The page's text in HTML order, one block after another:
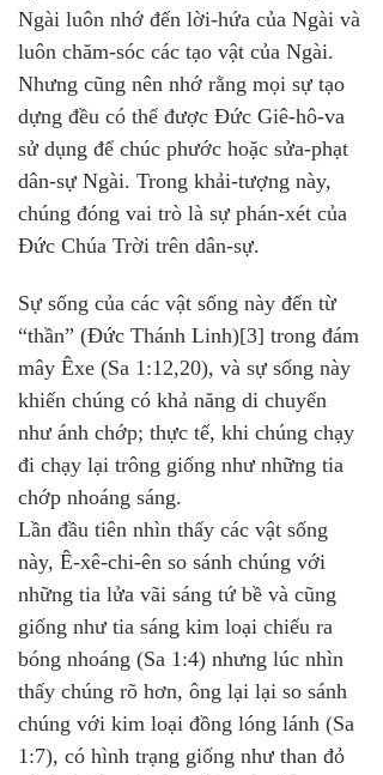
Ngài luôn nhớ đến lời-hứa của Ngài và
luôn chăm-sóc các tạo vật của Ngài.
Nhưng cũng nên nhớ rằng mọi sự tạo
dựng đều có thể được Đức Giê-hô-va
sử dụng để chúc phước hoặc sửa-phạt
dân-sự Ngài. Trong khải-tượng này,
chúng đóng vai trò là sự phán-xét của
Đức Chúa Trời trên dân-sự.
Sự sống của các vật sống này đến từ
“thần” (Đức Thánh Linh)[3] trong đám
mây Êxe (Sa 1:12,20), và sự sống này
khiến chúng có khả năng di chuyển
như ánh chớp; thực tế, khi chúng chạy
đi chạy lại trông giống như những tia
chớp nhoáng sáng.
Lần đầu tiên nhìn thấy các vật sống
này, Ê-xê-chi-ên so sánh chúng với
những tia lửa vãi sáng tứ bề và cũng
giống như tia sáng kim loại chiếu ra
bóng nhoáng (Sa 1:4) nhưng lúc nhìn
thấy chúng rõ hơn, ông lại lại so sánh
chúng với kim loại đồng lóng lánh (Sa
1:7), có hình trạng giống như than đỏ